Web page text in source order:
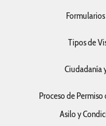
Tipos de
Ciudadanía
Proceso de
Asilo y